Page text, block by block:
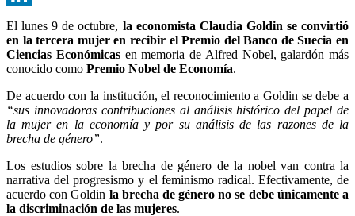
LinkedIn
El lunes 9 de octubre, la economista Claudia Goldin se convirtió
en la tercera mujer en recibir el Premio del Banco de Suecia en
Ciencias Económicasen memoria de Alfred Nobel, galardón más
conocido como Premio Nobel de Economía.
De acuerdo con la institución, el reconocimiento a Goldin se debe a
“sus innovadoras contribuciones al análisis histórico del papel de
la mujer en la economía ypor su análisis de las razones de la
brecha de género”.
Los estudios sobre la brecha de género de la nobel van contra la
narrativa del progresismo y el feminismo radical. Efectivamente, de
acuerdo con Goldin la brecha de género no se debe únicamente a
la discriminación de las mujeres.